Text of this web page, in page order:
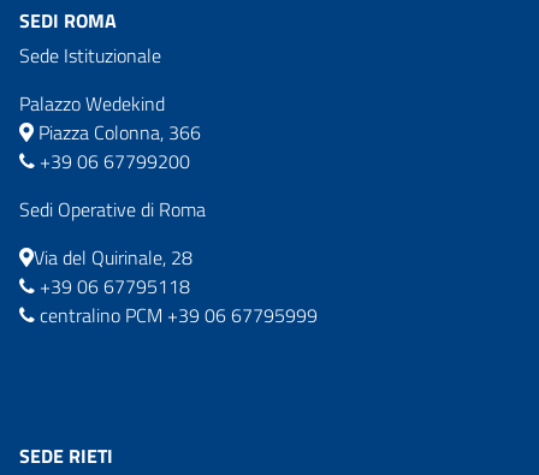
SEDI ROMA
Sede Istituzionale
Palazzo Wedekind
Piazza Colonna, 366
+39 06 67799200
Sedi Operative di Roma
Via del Quirinale, 28
+39 06 67795118
centralino PCM +39 06 67795999
SEDE RIETI